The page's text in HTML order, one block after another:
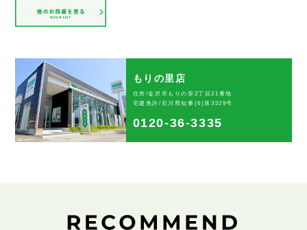
もりの里店
住所/金沢市もりの里2丁目21番地
宅建免許/石川県知事(6)第3529号
0120-36-3335